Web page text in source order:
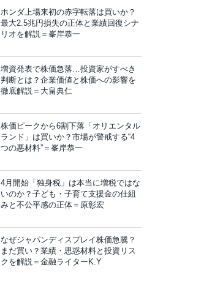
ホンダ上場来初の赤字転落は買いか？
最大2.5兆円損失の正体と業績回復シナ
リオを解説＝峯岸恭一
増資発表で株価急落…投資家がすべき
判断とは？企業価値と株価への影響を
徹底解説＝大畠典仁
株価ピークから6割下落「オリエンタル
ランド」は買いか？市場が警戒する“4
つの悪材料”＝峯岸恭一
4月開始「独身税」は本当に増税ではな
いのか？子ども・子育て支援金の仕組
みと不公平感の正体＝原彰宏
なぜジャパンディスプレイ株価急騰？
まだ買い？業績・思惑材料と投資リス
クを解説＝金融ライターK.Y